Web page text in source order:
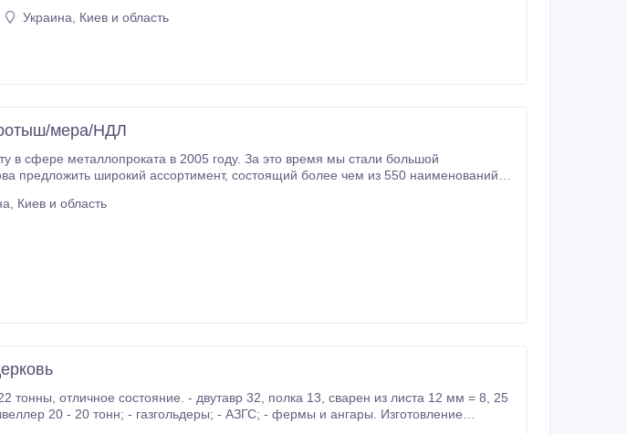
Украина, Киев и область
мера/НДЛ
в сфере металлопроката в 2005 году. За это время мы стали большой
Киев и область